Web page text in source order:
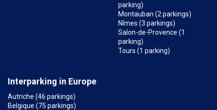
parking)
Montauban (2 parkings)
Nîmes (3 parkings)
Salon-de-Provence (1
parking)
Tours (1 parking)
Interparking in Europe
Autriche (46 parkings)
Belgique (75 parkings)